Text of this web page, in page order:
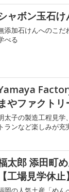
ャボン玉石け
添加石けんへのこだ
べる
やファクト
太子の製造工程見学
トランなど楽しみが充
太郎 添田町
【工場見学休止】